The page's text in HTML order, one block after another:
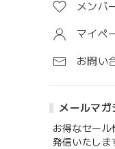
メンバ
マイペ
お問い
メールマガ
お得なセール
発信いたしま